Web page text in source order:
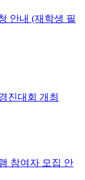
안내 (재학생 필
진대회 개최
참여자 모집 안